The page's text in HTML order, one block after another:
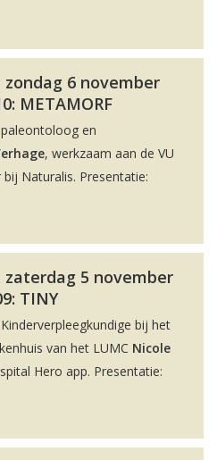
6 november
METAMORF
en
, werkzaam aan de VU
Naturalis. Presentatie:
zaterdag 5 november
TINY
bij het
van het LUMC Nicole
Hero app. Presentatie: